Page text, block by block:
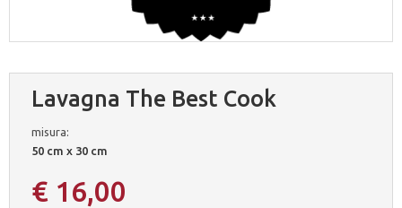
Lavagna The Best Cook
misura:
50 cm x 30 cm
€ 16,00